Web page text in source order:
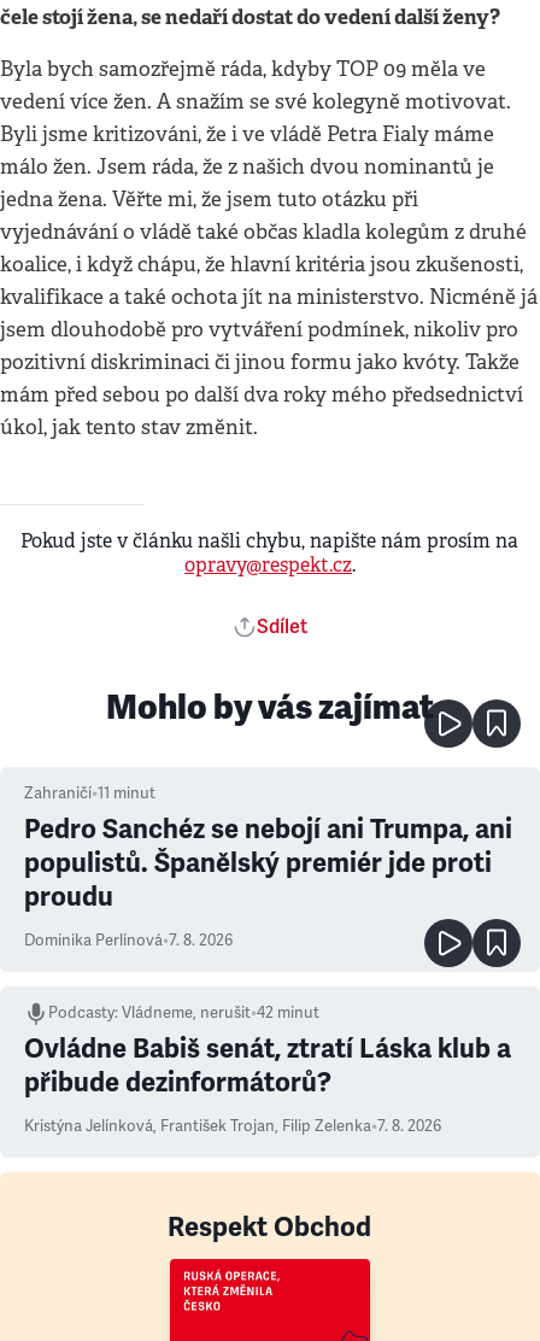
čele stojí žena, se nedaří dostat do vedení další ženy?
Byla bych samozřejmě ráda, kdyby TOP 09 měla ve
vedení více žen. A snažím se své kolegyně motivovat.
Byli jsme kritizováni, že i ve vládě Petra Fialy máme
málo žen. Jsem ráda, že z našich dvou nominantů je
jedna žena. Věřte mi, že jsem tuto otázku při
vyjednávání o vládě také občas kladla kolegům z druhé
koalice, i když chápu, že hlavní kritéria jsou zkušenosti,
kvalifikace a také ochota jít na ministerstvo. Nicméně já
jsem dlouhodobě pro vytváření podmínek, nikoliv pro
pozitivní diskriminaci či jinou formu jako kvóty. Takže
mám před sebou po další dva roky mého předsednictví
úkol, jak tento stav změnit.
Pokud jste v článku našli chybu, napište nám prosím na
opravy@respekt.cz.
Sdílet
Mohlo by vás zajímat
Zahraničí•11 minut
Pedro Sanchéz se nebojí ani Trumpa, ani
populistů. Španělský premiér jde proti
proudu
Dominika Perlínová•7. 8. 2026
Podcasty:Vládneme, nerušit•42 minut
Ovládne Babiš senát, ztratí Láska klub a
přibude dezinformátorů?
Kristýna Jelínková, František Trojan, Filip Zelenka•7. 8. 2026
Respekt Obchod